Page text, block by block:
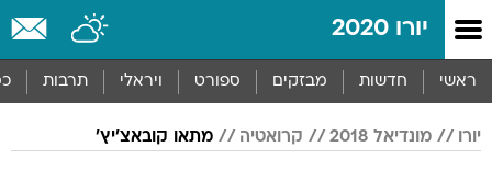
יורו 2020
ראשי חדשות מבזקים ספורט ויראלי תרבות
יורו מונדיאל 2018 קרואטיה מתאו קובאצ'יץ'